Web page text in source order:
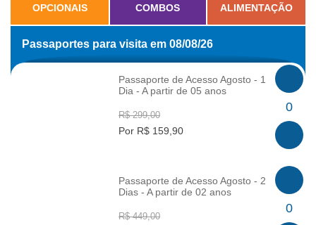
OPCIONAIS COMBOS ALIMENTAÇÃO
Passaportes para visita em 08/08/26
Passaporte de Acesso Agosto - 1
Dia - A partir de 05 anos
R$ 299,00
Por R$ 159,90
0
Passaporte de Acesso Agosto - 2
Dias - A partir de 02 anos
R$ 449,00
0